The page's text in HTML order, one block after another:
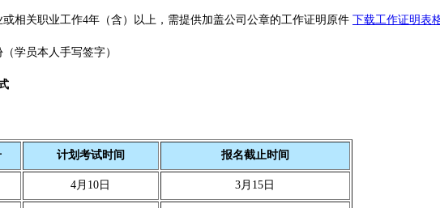
关职业工作4年（含）以上，需提供加盖公司公章的工作证明原件 下载工作证明表
员本人手写签字）
计划考试时间 报名截止时间
4月10日 3月15日